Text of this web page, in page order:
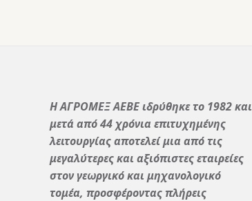
Η ΑΓΡΟΜΕΞ ΑΕΒΕ ιδρύθηκε το 1982 και
μετά από 44 χρόνια επιτυχημένης
λειτουργίας αποτελεί μια από τις
μεγαλύτερες και αξιόπιστες εταιρείες
στον γεωργικό και μηχανολογικό
τομέα, προσφέροντας πλήρεις